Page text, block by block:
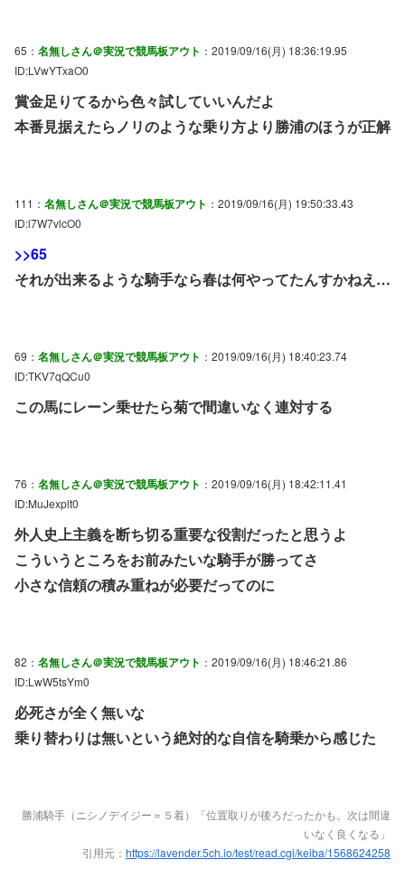
65： 名無しさん＠実況で競馬板アウト ：2019/09/16(月) 18:36:19.95
ID:LVwYTxaO0
賞金足りてるから色々試していいんだよ
本番見据えたらノリのような乗り方より勝浦のほうが正解
111： 名無しさん＠実況で競馬板アウト ：2019/09/16(月) 19:50:33.43
ID:l7W7vlcO0
>>65
それが出来るような騎手なら春は何やってたんすかねえ…
69： 名無しさん＠実況で競馬板アウト ：2019/09/16(月) 18:40:23.74
ID:TKV7qQCu0
この馬にレーン乗せたら菊で間違いなく連対する
76： 名無しさん＠実況で競馬板アウト ：2019/09/16(月) 18:42:11.41
ID:MuJexplt0
外人史上主義を断ち切る重要な役割だったと思うよ
こういうところをお前みたいな騎手が勝ってさ
小さな信頼の積み重ねが必要だってのに
82： 名無しさん＠実況で競馬板アウト ：2019/09/16(月) 18:46:21.86
ID:LwW5tsYm0
必死さが全く無いな
乗り替わりは無いという絶対的な自信を騎乗から感じた
勝浦騎手（ニシノデイジー＝５着）「位置取りが後ろだったかも。次は間違
いなく良くなる」
引用元： https://lavender.5ch.io/test/read.cgi/keiba/1568624258